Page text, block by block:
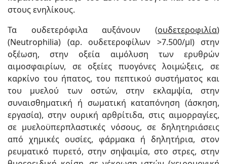
στους ενηλίκους.
Τα ουδετερόφιλα αυξάνουν (ουδετεροφιλία)
(Neutrophilia) (αρ. ουδετεροφίλων >7.500/μl) στην
οξέωση, στην οξεία αιμόλυση των ερυθρών
αιμοσφαιρίων, σε οξείες πυογόνες λοιμώξεις, σε
καρκίνο του ήπατος, του πεπτικού συστήματος και
του μυελού των οστών, στην εκλαμψία, στην
συναισθηματική ή σωματική καταπόνηση (άσκηση,
εργασία), στην ουρική αρθρίτιδα, στις αιμορραγίες,
σε μυελοϋπερπλαστικές νόσους, σε δηλητηριάσεις
από χημικές ουσίες, φάρμακα ή δηλητήρια, στον
ρευματικό πυρετό, στην σηψαιμία, στο στρες, στην